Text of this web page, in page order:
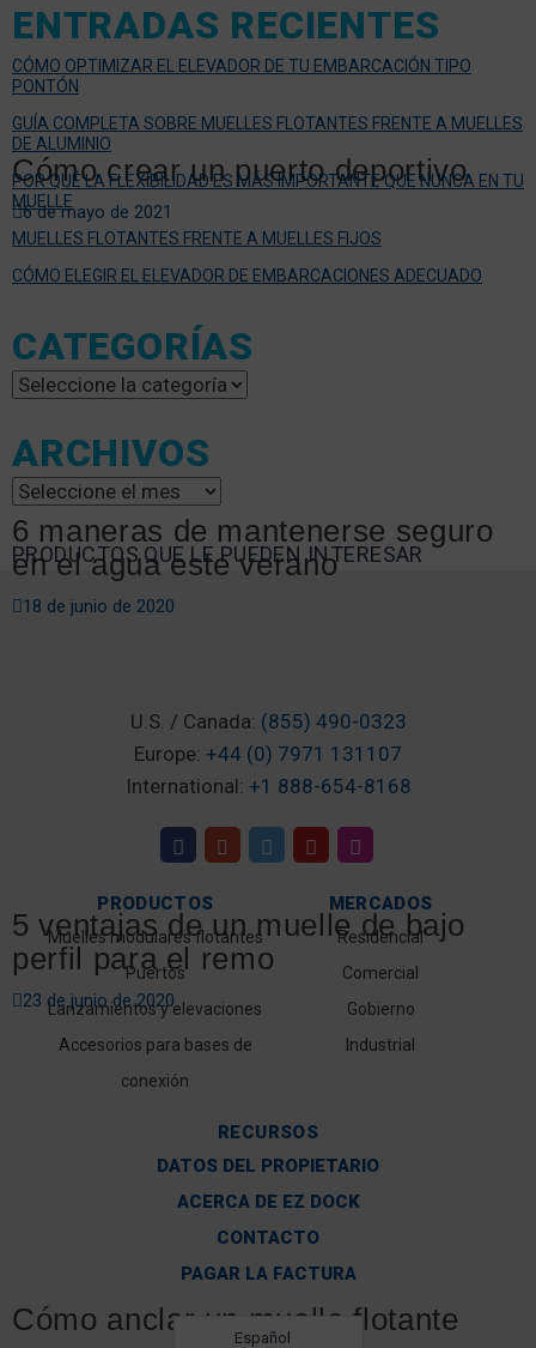
Cómo crear un puerto deportivo
6 de mayo de 2021
6 maneras de mantenerse seguro
en el agua este verano
18 de junio de 2020
5 ventajas de un muelle de bajo
perfil para el remo
23 de junio de 2020
Cómo anclar un muelle flotante
ENTRADAS RECIENTES
CÓMO OPTIMIZAR EL ELEVADOR DE TU EMBARCACIÓN TIPO
PONTÓN
GUÍA COMPLETA SOBRE MUELLES FLOTANTES FRENTE A MUELLES
DE ALUMINIO
POR QUÉ LA FLEXIBILIDAD ES MÁS IMPORTANTE QUE NUNCA EN TU
MUELLE
MUELLES FLOTANTES FRENTE A MUELLES FIJOS
CÓMO ELEGIR EL ELEVADOR DE EMBARCACIONES ADECUADO
CATEGORÍAS
Categorías
ARCHIVOS
Archivos
PRODUCTOS QUE LE PUEDEN INTERESAR
U.S. / Canada: (855) 490-0323
Europe: +44 (0) 7971 131107
International: +1 888-654-8168
PRODUCTOS
Muelles modulares flotantes
Puertos
Lanzamientos y elevaciones
Accesorios para bases de
conexión
MERCADOS
Residencial
Comercial
Gobierno
Industrial
RECURSOS
DATOS DEL PROPIETARIO
ACERCA DE EZ DOCK
CONTACTO
PAGAR LA FACTURA
Español